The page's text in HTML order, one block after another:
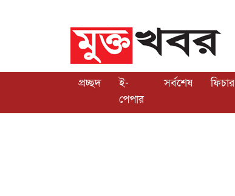
প্রচ্ছদ
ই-
পেপার
সর্বশেষ ফিচার